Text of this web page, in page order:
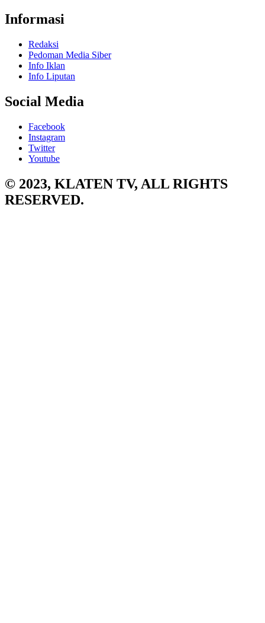
Informasi
Redaksi
Pedoman Media Siber
Info Iklan
Info Liputan
Social Media
Facebook
Instagram
Twitter
Youtube
© 2023, KLATEN TV, ALL RIGHTS
RESERVED.